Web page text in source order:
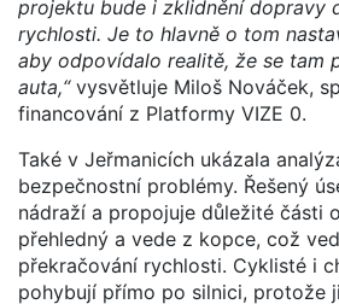
projektu bude i zklidnění dopravy
rychlosti. Je to hlavně o tom
aby odpovídalo realitě, že se tam
auta,“vysvětluje Miloš Nováček,
financování z Platformy VIZE 0.
Také v Jeřmanicích ukázala
bezpečnostní problémy. Řešený
nádraží a propojuje důležité části
přehledný a vede z kopce, což
překračování rychlosti. Cyklisté i
pohybují přímo po silnici, protože